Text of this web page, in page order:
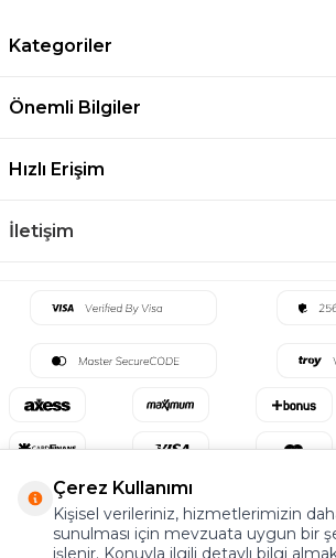
Kategoriler
Önemli Bilgiler
Hızlı Erişim
İletişim
©2022 Tüm Hakkı Saklıdır. v5
Çerez Kullanımı
Kişisel verileriniz, hizmetlerimizin
sunulması için mevzuata uygun bir
işlenir. Konuyla ilgili detaylı bilgi